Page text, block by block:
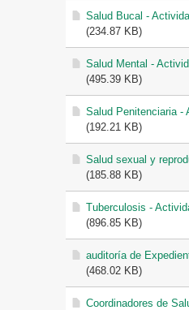
Salud Bucal -
(234.87 KB)
Salud Mental -
(495.39 KB)
Salud Penitenciaria -
(192.21 KB)
Salud sexual y
(185.88 KB)
Tuberculosis -
(896.85 KB)
auditoría de
(468.02 KB)
Coordinadores de